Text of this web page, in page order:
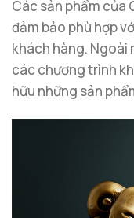
Các sản phẩm của
đảm bảo phù hợp
khách hàng. Ngoài
các chương trình
hữu những sản